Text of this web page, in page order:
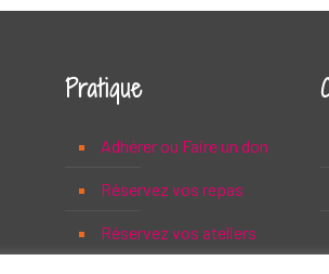
Pratique
Adhérer ou Faire un don
Réservez vos repas
Réservez vos ateliers